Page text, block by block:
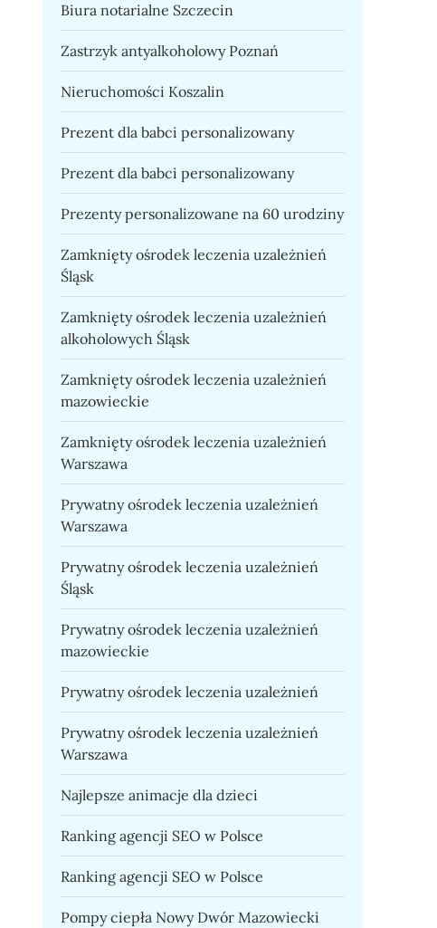
Biura notarialne Szczecin
Zastrzyk antyalkoholowy Poznań
Nieruchomości Koszalin
Prezent dla babci personalizowany
Prezent dla babci personalizowany
Prezenty personalizowane na 60 urodziny
Zamknięty ośrodek leczenia uzależnień
Śląsk
Zamknięty ośrodek leczenia uzależnień
alkoholowych Śląsk
Zamknięty ośrodek leczenia uzależnień
mazowieckie
Zamknięty ośrodek leczenia uzależnień
Warszawa
Prywatny ośrodek leczenia uzależnień
Warszawa
Prywatny ośrodek leczenia uzależnień
Śląsk
Prywatny ośrodek leczenia uzależnień
mazowieckie
Prywatny ośrodek leczenia uzależnień
Prywatny ośrodek leczenia uzależnień
Warszawa
Najlepsze animacje dla dzieci
Ranking agencji SEO w Polsce
Ranking agencji SEO w Polsce
Pompy ciepła Nowy Dwór Mazowiecki